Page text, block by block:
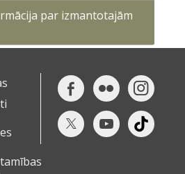
par izmantotajām